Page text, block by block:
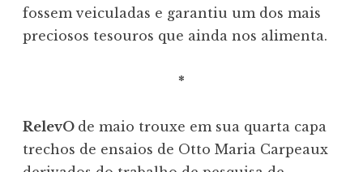
fossem veiculadas e garantiu um dos mais
preciosos tesouros que ainda nos alimenta.
*
RelevO de maio trouxe em sua quarta capa
trechos de ensaios de Otto Maria Carpeaux